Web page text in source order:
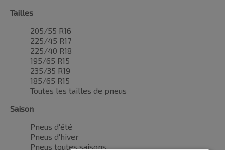
Tailles
205/55 R16
225/45 R17
225/40 R18
195/65 R15
235/35 R19
185/65 R15
Toutes les tailles de pneus
Saison
Pneus d'été
Pneus d'hiver
Pneus toutes saisons